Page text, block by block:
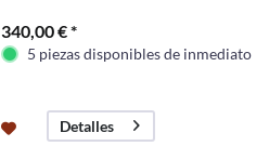
340,00 € *
5 piezas disponibles de inmediato
Detalles